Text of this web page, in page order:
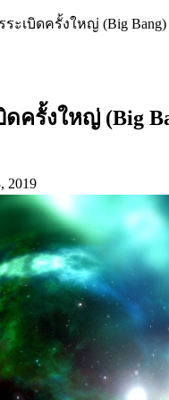
ะเบิดครั้งใหญ่ (Big Bang)
ดครั้งใหญ่ (Big
2019